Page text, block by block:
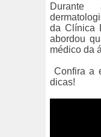
da Clínica
abordou
médico da
Confira a
dicas!